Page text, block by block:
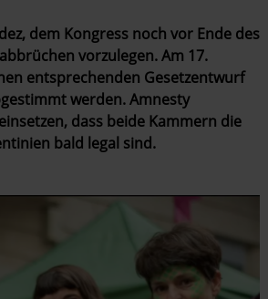
dem Kongress noch vor Ende des
vorzulegen. Am 17.
entsprechenden Gesetzentwurf
werden. Amnesty
dass beide Kammern die
bald legal sind.